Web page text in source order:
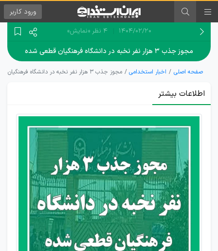
ورود کاربر
۱۴۰۴/۰۲/۲۰ 4 نظر «نمایش»
مجوز جذب ۳ هزار نفر نخبه در دانشگاه فرهنگیان قطعی شده
صفحه اصلی اخبار استخدامی مجوز جذب ۳ هزار نفر نخبه در دانشگاه فرهنگیان قطعی شده
اطلاعات بیشتر
۳ هزار
نخبه و
مدال‌آور
المپیادی
جذب
خواهند
شد!